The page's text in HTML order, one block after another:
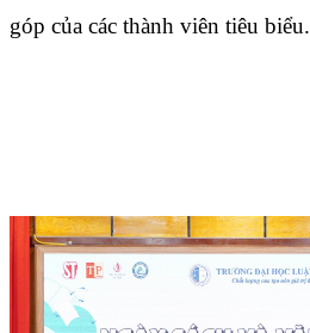
góp của các thành viên tiêu biểu.